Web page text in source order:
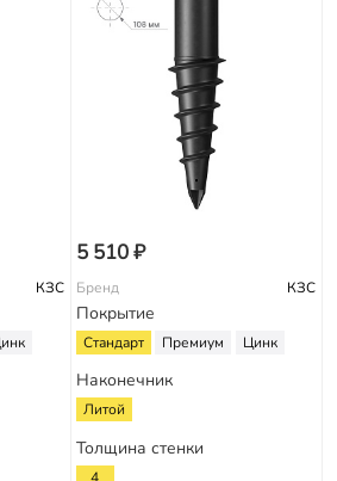
КЗС
5 510 ₽
Бренд КЗС
Покрытие
Стандарт Премиум Цинк
Наконечник
Литой
Толщина стенки